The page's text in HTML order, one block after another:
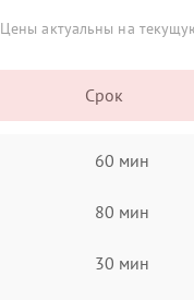
Цены актуальны на
Срок
60 мин
80 мин
30 мин